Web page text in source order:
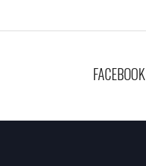
FACEBOOK